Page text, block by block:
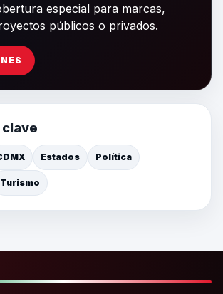
especial para marcas,
públicos o privados.
Estados Política
Turismo